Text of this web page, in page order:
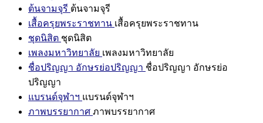
ต้นจามจุรี ต้นจามจุรี
เสื้อครุยพระราชทาน เสื้อครุยพระราชทาน
ชุดนิสิต ชุดนิสิต
เพลงมหาวิทยาลัย เพลงมหาวิทยาลัย
ชื่อปริญญา อักษรย่อปริญญา ชื่อปริญญา อักษรย่อ
ปริญญา
แบรนด์จุฬาฯ แบรนด์จุฬาฯ
ภาพบรรยากาศ ภาพบรรยากาศ